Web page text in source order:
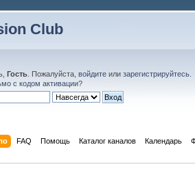
Club
Гость . Пожалуйста, войдите или зарегистрируйтесь
с кодом активации?
FAQ Помощь Каталог каналов Календарь